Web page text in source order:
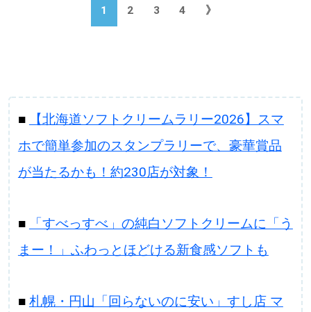
1 2 3 4 》
■
【北海道ソフトクリームラリー2026】スマ
ホで簡単参加のスタンプラリーで、豪華賞品
が当たるかも！約230店が対象！
■
「すべっすべ」の純白ソフトクリームに「う
まー！」ふわっとほどける新食感ソフトも
■ 札幌・円山「回らないのに安い」すし店 マ